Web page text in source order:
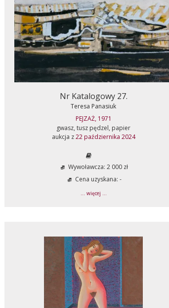
Nr Katalogowy 27.
Teresa Panasiuk
PEJZAŻ, 1971
gwasz, tusz pędzel, papier
aukcja z22 października 2024
Wywoławcza: 2 000 zł
Cena uzyskana: -
... więcej ...